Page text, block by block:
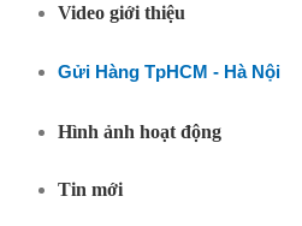
Video giới thiệu
Gửi Hàng TpHCM - Hà Nội
Hình ảnh hoạt động
Tin mới